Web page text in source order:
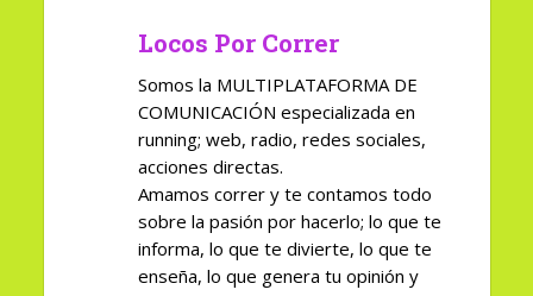
Locos Por Correr
Somos la MULTIPLATAFORMA DE
COMUNICACIÓN especializada en
running; web, radio, redes sociales,
acciones directas.
Amamos correr y te contamos todo
sobre la pasión por hacerlo; lo que te
informa, lo que te divierte, lo que te
enseña, lo que genera tu opinión y